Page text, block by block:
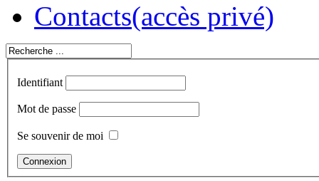
Contacts(accès privé)
Identifiant
Mot de passe
Se souvenir de moi